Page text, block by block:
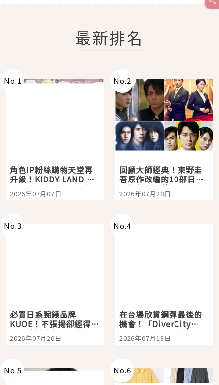
最新排名
No.1
角色IP粉絲購物天堂再
升級！KIDDY LAND 原
宿店吉伊卡哇迎客，新
開幕 OMOKADO 店3分
2026年07月07日
No.2
回顧大師經典！東野圭
吾原作改編的10部日本
影視作品推薦
2026年07月28日
No.3
必買日系腕錶品牌
KUOE！不張揚卻經得起
時間洗鍊的經典之作五
選
2026年07月20日
No.4
在台場欣賞鋼彈最後的
機會！「DiverCity
Tokyo Plaza」搭船、
購物、美食及夜景，一
2026年07月13日
No.5 No.6